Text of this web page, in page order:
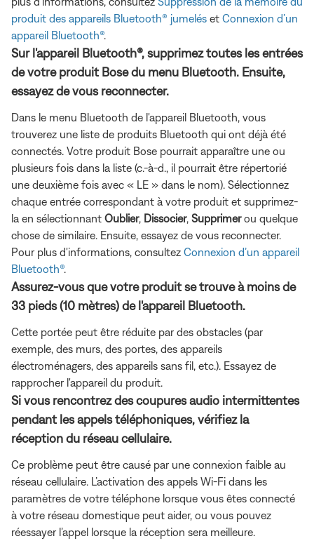
produit des appareils Bluetooth® jumelés et Connexion d’un
appareil Bluetooth®.
Sur l'appareil Bluetooth®, supprimez toutes les entrées
de votre produit Bose du menu Bluetooth. Ensuite,
essayez de vous reconnecter.
Dans le menu Bluetooth de l'appareil Bluetooth, vous
trouverez une liste de produits Bluetooth qui ont déjà été
connectés. Votre produit Bose pourrait apparaître une ou
plusieurs fois dans la liste (c.-à-d., il pourrait être répertorié
une deuxième fois avec « LE » dans le nom). Sélectionnez
chaque entrée correspondant à votre produit et supprimez-
la en sélectionnant Oublier, Dissocier, Supprimerou quelque
chose de similaire. Ensuite, essayez de vous reconnecter.
Pour plus d'informations, consultez Connexion d’un appareil
Bluetooth®.
Assurez-vous que votre produit se trouve à moins de
33 pieds (10 mètres) de l'appareil Bluetooth.
Cette portée peut être réduite par des obstacles (par
exemple, des murs, des portes, des appareils
électroménagers, des appareils sans fil, etc.). Essayez de
rapprocher l'appareil du produit.
Si vous rencontrez des coupures audio intermittentes
pendant les appels téléphoniques, vérifiez la
réception du réseau cellulaire.
Ce problème peut être causé par une connexion faible au
réseau cellulaire. L’activation des appels Wi-Fi dans les
paramètres de votre téléphone lorsque vous êtes connecté
à votre réseau domestique peut aider, ou vous pouvez
réessayer l’appel lorsque la réception sera meilleure.